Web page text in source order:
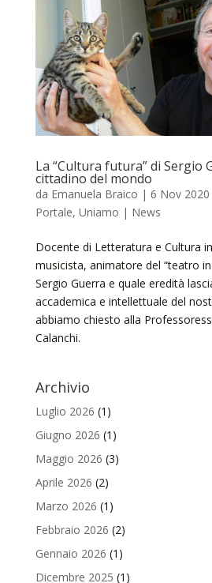
La “Cultura futura” di Sergio
cittadino del mondo
da Emanuela Braico | 6 Nov 2020
Portale, Uniamo | News
Docente di Letteratura e Cultura
musicista, animatore del “teatro in
Sergio Guerra e quale eredità
accademica e intellettuale del
abbiamo chiesto alla
Calanchi.
Archivio
Luglio 2026 (1)
Giugno 2026 (1)
Maggio 2026 (3)
Aprile 2026 (2)
Marzo 2026 (1)
Febbraio 2026 (2)
Gennaio 2026 (1)
Dicembre 2025 (1)